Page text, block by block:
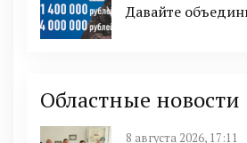
Давайте
Областные новости
8 августа 2026, 17:11